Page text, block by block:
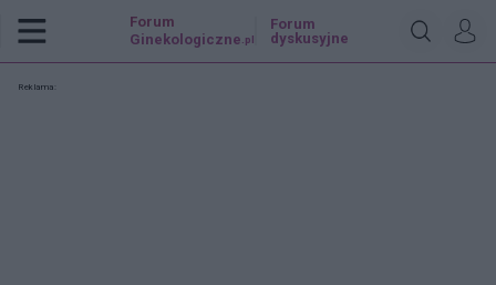
Forum
Ginekologiczne .pl
Forum
dyskusyjne
Reklama: